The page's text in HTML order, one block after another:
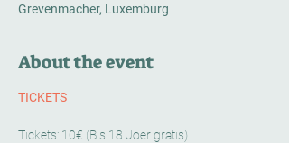
Grevenmacher, Luxemburg
About the event
TICKETS
Tickets: 10€ (Bis 18 Joer gratis)